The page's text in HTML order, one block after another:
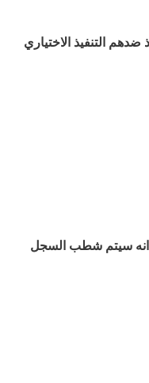
التنفيذ الاختياري
انه سيتم شطب السجل